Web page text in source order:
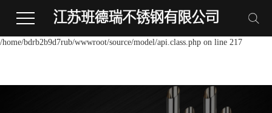
file_put_contents(/home/bdrb2b9d7rub/wwwroot/source/cache/
/home/bdrb2b9d7rub/wwwroot/source/model/api.class.php on line 217